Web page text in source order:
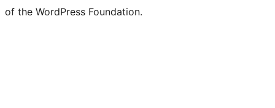
of the WordPress Foundation.